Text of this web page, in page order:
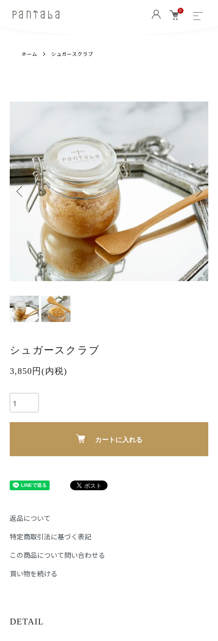
0
ホーム シュガースクラブ
シュガースクラブ
3,850円(内税)
カートに入れる
返品について
特定商取引法に基づく表記
この商品について問い合わせる
買い物を続ける
DETAIL